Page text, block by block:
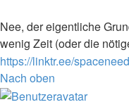
Nee, der eigentliche
wenig Zeit (oder die
https://linktr.ee/
Nach oben